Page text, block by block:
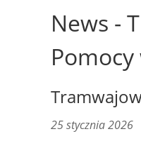
News -
Pomocy
25 stycznia 2026